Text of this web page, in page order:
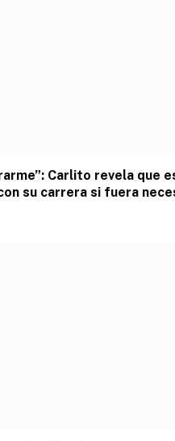
Carlito revela que
su carrera si fuera